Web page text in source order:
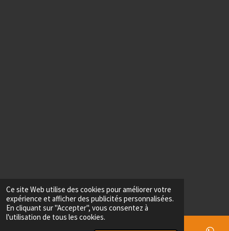
Ce site Web utilise des cookies pour améliorer votre
expérience et afficher des publicités personnalisées.
En cliquant sur "Accepter", vous consentez à
l'utilisation de tous les cookies.